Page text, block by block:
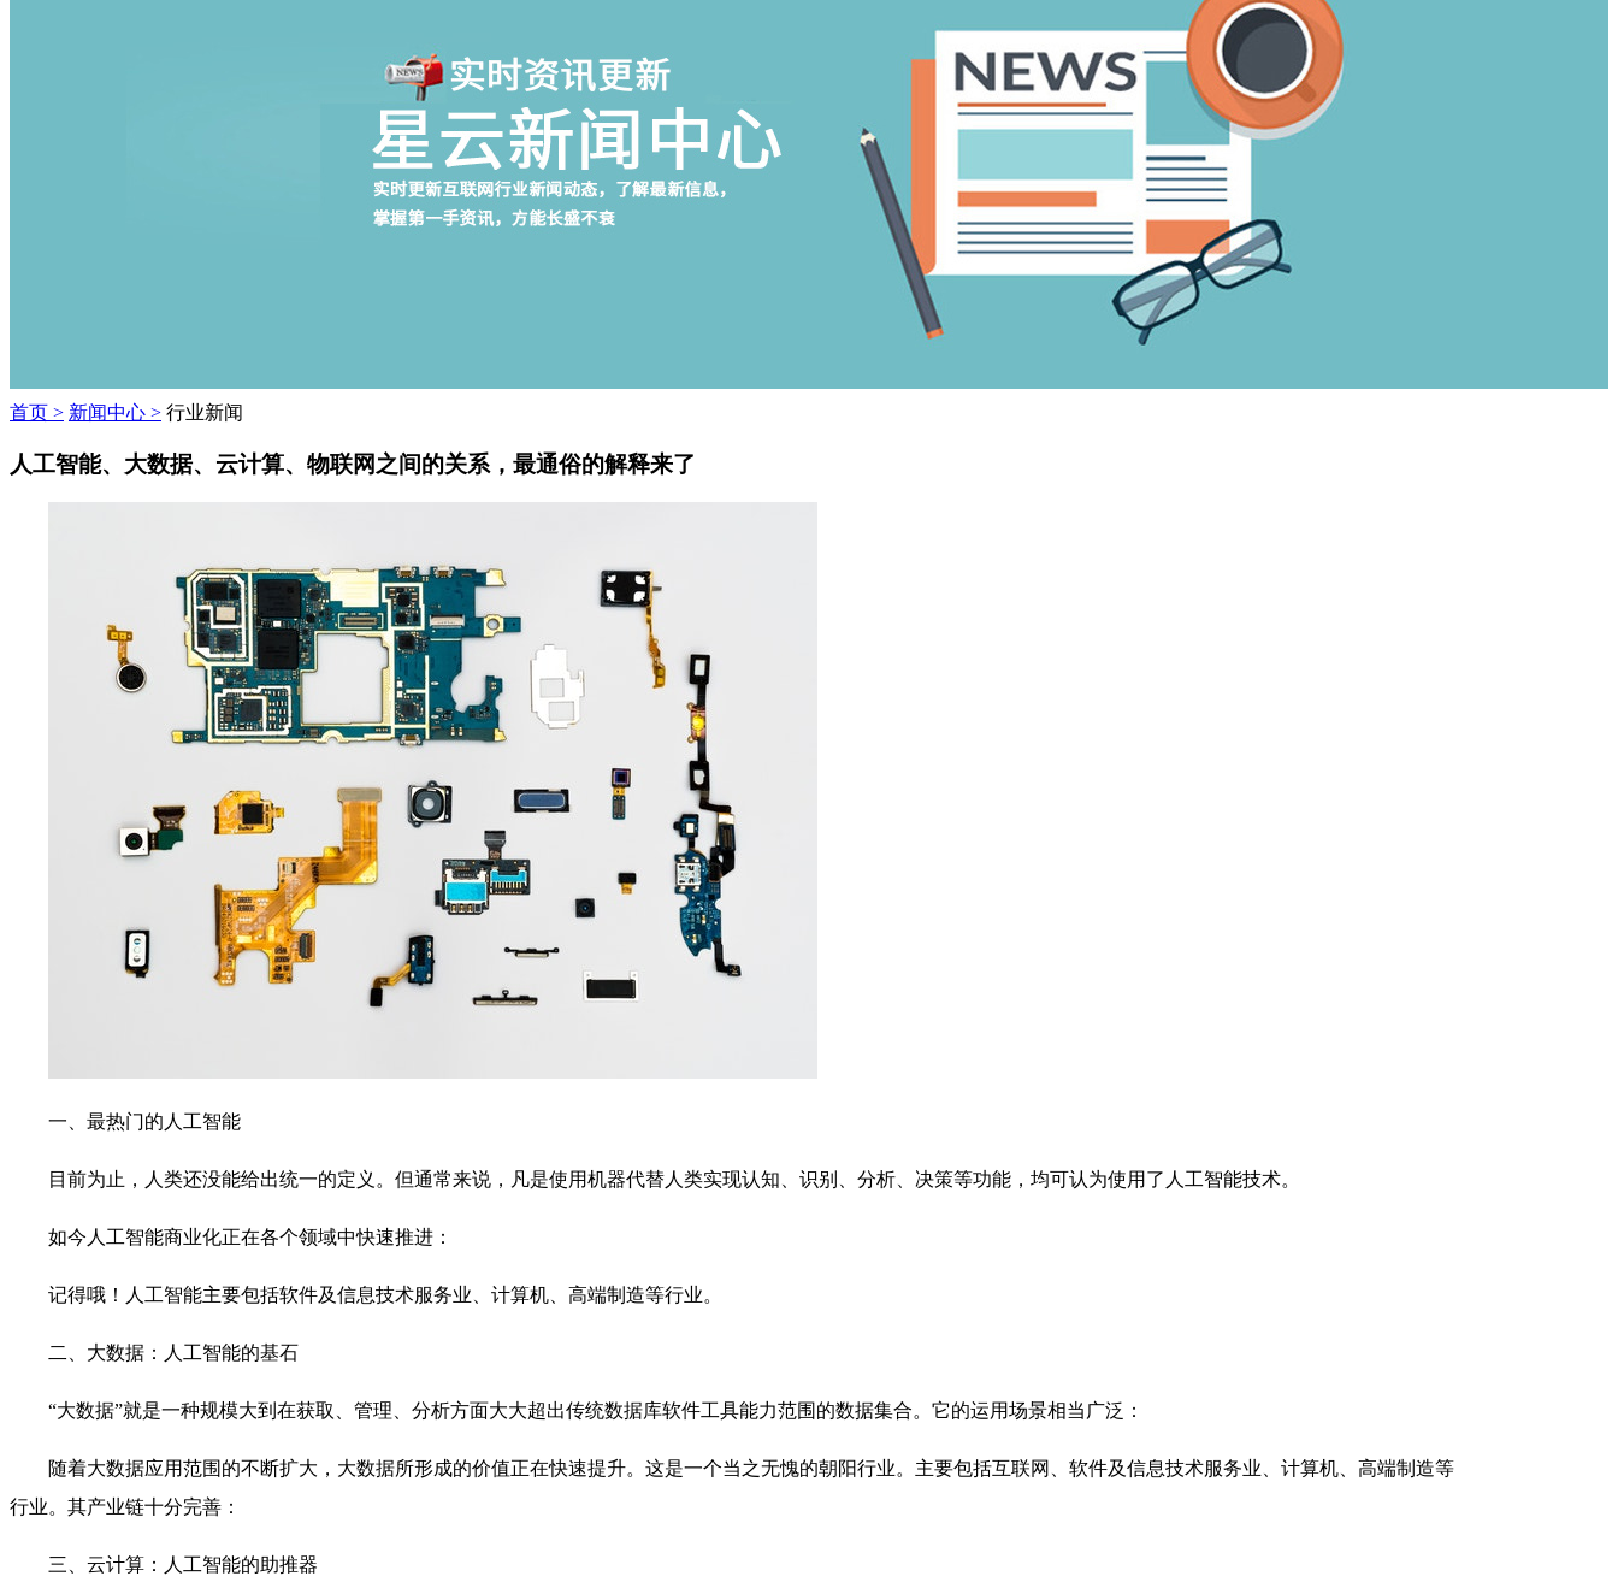
首页 > 新闻中心 > 行业新闻
人工智能、大数据、云计算、物联网之间的关系，最通俗的解释来了
一、最热门的人工智能
目前为止，人类还没能给出统一的定义。但通常来说，凡是使用机器代替人类实现认知、识别、分析、决策等功能，均可认为使用了人工智能技术。
如今人工智能商业化正在各个领域中快速推进：
记得哦！人工智能主要包括软件及信息技术服务业、计算机、高端制造等行业。
二、大数据：人工智能的基石
“大数据”就是一种规模大到在获取、管理、分析方面大大超出传统数据库软件工具能力范围的数据集合。它的运用场景相当广泛：
随着大数据应用范围的不断扩大，大数据所形成的价值正在快速提升。这是一个当之无愧的朝阳行业。主要包括互联网、软件及信息技术服务业、计算机、高端制造等
行业。其产业链十分完善：
三、云计算：人工智能的助推器